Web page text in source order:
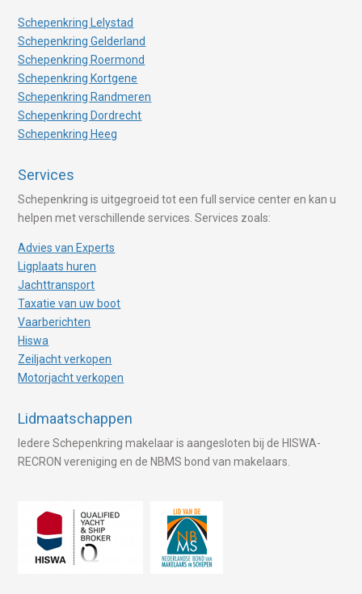
Schepenkring Lelystad
Schepenkring Gelderland
Schepenkring Roermond
Schepenkring Kortgene
Schepenkring Randmeren
Schepenkring Dordrecht
Schepenkring Heeg
Services
Schepenkring is uitgegroeid tot een full service center en kan u
helpen met verschillende services. Services zoals:
Advies van Experts
Ligplaats huren
Jachttransport
Taxatie van uw boot
Vaarberichten
Hiswa
Zeiljacht verkopen
Motorjacht verkopen
Lidmaatschappen
Iedere Schepenkring makelaar is aangesloten bij de HISWA-
RECRON vereniging en de NBMS bond van makelaars.